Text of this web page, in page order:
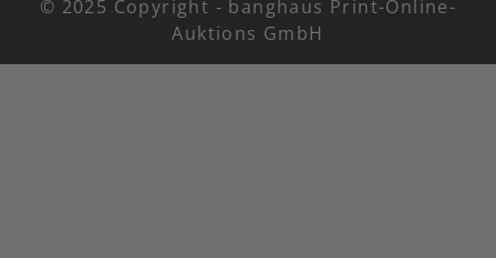
© 2025 Copyright ‐ banghaus Print-Online-
Auktions GmbH